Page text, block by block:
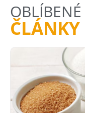
OBLÍBENÉ
ČLÁNKY